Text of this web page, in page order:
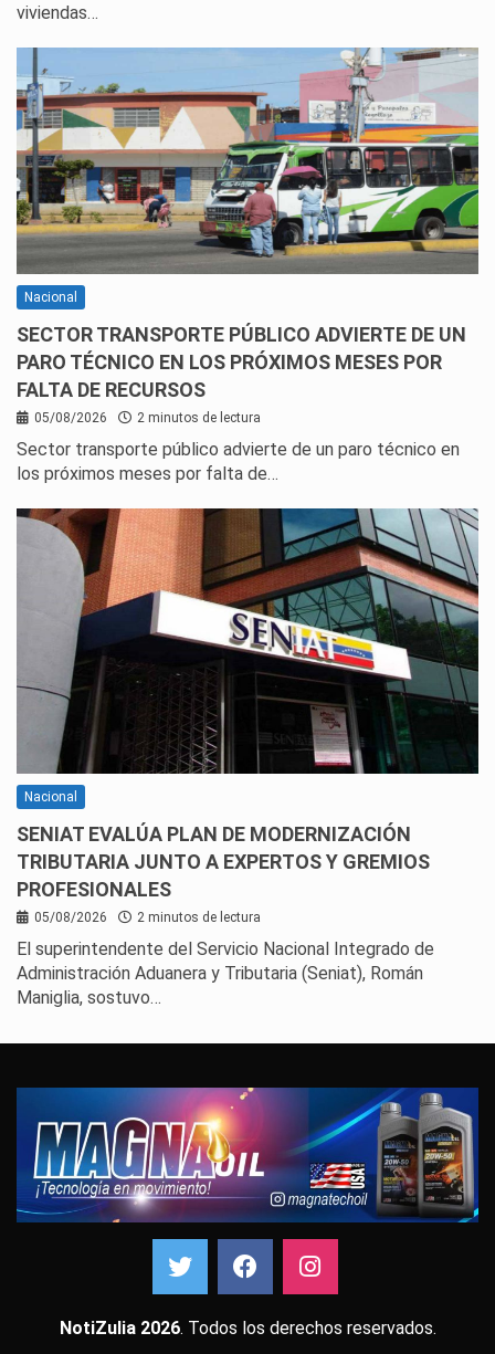
viviendas…
Nacional
SECTOR TRANSPORTE PÚBLICO ADVIERTE DE UN
PARO TÉCNICO EN LOS PRÓXIMOS MESES POR
FALTA DE RECURSOS
05/08/2026 2 minutos de lectura
Sector transporte público advierte de un paro técnico en
los próximos meses por falta de…
Nacional
SENIAT EVALÚA PLAN DE MODERNIZACIÓN
TRIBUTARIA JUNTO A EXPERTOS Y GREMIOS
PROFESIONALES
05/08/2026 2 minutos de lectura
El superintendente del Servicio Nacional Integrado de
Administración Aduanera y Tributaria (Seniat), Román
Maniglia, sostuvo…
NotiZulia 2026. Todos los derechos reservados.